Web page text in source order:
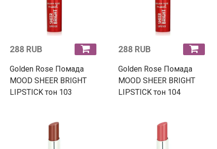
288 RUB
Golden Rose Помада
MOOD SHEER BRIGHT
LIPSTICK тон 103
288 RUB
Golden Rose Помада
MOOD SHEER BRIGHT
LIPSTICK тон 104